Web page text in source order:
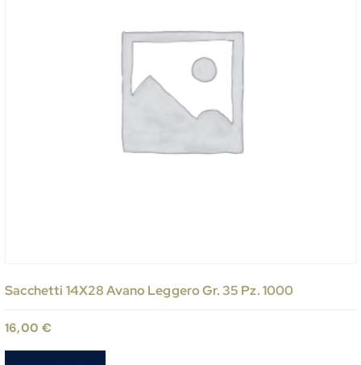
Sacchetti 14X28 Avano Leggero Gr. 35 Pz. 1000
16,00 €